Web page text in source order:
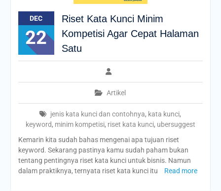
DEC
22
Riset Kata Kunci Minim
Kompetisi Agar Cepat Halaman
Satu
Artikel
jenis kata kunci dan contohnya, kata kunci,
keyword, minim kompetisi, riset kata kunci, ubersuggest
Kemarin kita sudah bahas mengenai apa tujuan riset
keyword. Sekarang pastinya kamu sudah paham bukan
tentang pentingnya riset kata kunci untuk bisnis. Namun
dalam praktiknya, ternyata riset kata kunci itu
Read more